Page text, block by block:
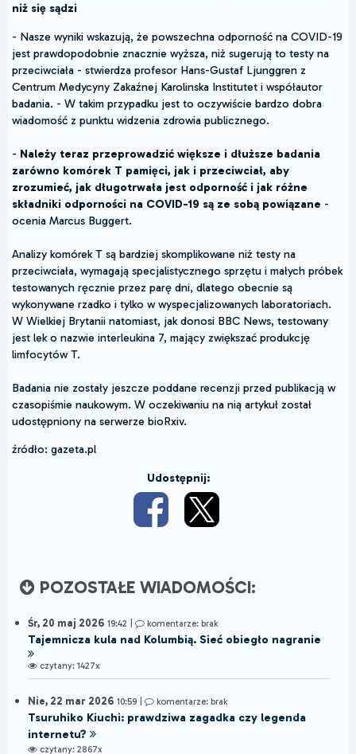
niż się sądzi
- Nasze wyniki wskazują, że powszechna odporność na COVID-19
jest prawdopodobnie znacznie wyższa, niż sugerują to testy na
przeciwciała - stwierdza profesor Hans-Gustaf Ljunggren z
Centrum Medycyny Zakaźnej Karolinska Institutet i współautor
badania. - W takim przypadku jest to oczywiście bardzo dobra
wiadomość z punktu widzenia zdrowia publicznego.
- Należy teraz przeprowadzić większe i dłuższe badania
zarówno komórek T pamięci, jak i przeciwciał, aby
zrozumieć, jak długotrwała jest odporność i jak różne
składniki odporności na COVID-19 są ze sobą powiązane -
ocenia Marcus Buggert.
Analizy komórek T są bardziej skomplikowane niż testy na
przeciwciała, wymagają specjalistycznego sprzętu i małych próbek
testowanych ręcznie przez parę dni, dlatego obecnie są
wykonywane rzadko i tylko w wyspecjalizowanych laboratoriach.
W Wielkiej Brytanii natomiast, jak donosi BBC News, testowany
jest lek o nazwie interleukina 7, mający zwiększać produkcję
limfocytów T.
Badania nie zostały jeszcze poddane recenzji przed publikacją w
czasopiśmie naukowym. W oczekiwaniu na nią artykuł został
udostępniony na serwerze bioRxiv.
źródło: gazeta.pl
Udostępnij:
POZOSTAŁE WIADOMOŚCI:
Śr, 20 maj 2026 19:42 komentarze: brak
Tajemnicza kula nad Kolumbią. Sieć obiegło nagranie
czytany: 1427x
Nie, 22 mar 2026 10:59 komentarze: brak
Tsuruhiko Kiuchi: prawdziwa zagadka czy legenda
internetu?
czytany: 2867x